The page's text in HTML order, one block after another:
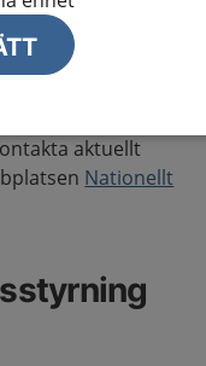
aktuellt
Nationellt